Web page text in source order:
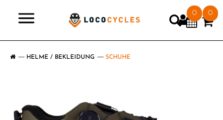
0 0
HELME / BEKLEIDUNG SCHUHE